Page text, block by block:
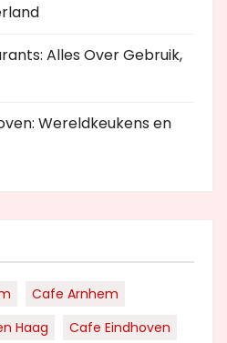
Alles Over Gebruik,
Wereldkeukens en
Cafe Arnhem
Haag
Cafe Eindhoven